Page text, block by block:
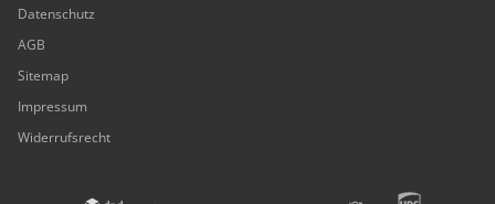
Datenschutz
AGB
Sitemap
Impressum
Widerrufsrecht